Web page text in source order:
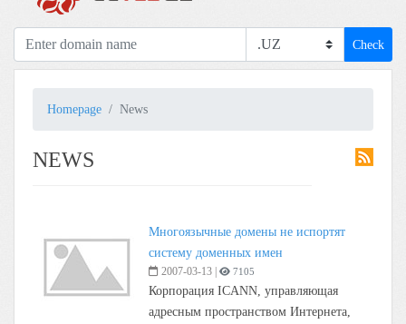
Check
Homepage News
NEWS
Многоязычные домены не испортят
систему доменных имен
2007-03-13 7105
Корпорация ICANN, управляющая
адресным пространством Интернета,